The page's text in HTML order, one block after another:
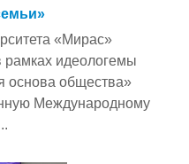
«Мирас»
идеологемы
основа общества»
Международному